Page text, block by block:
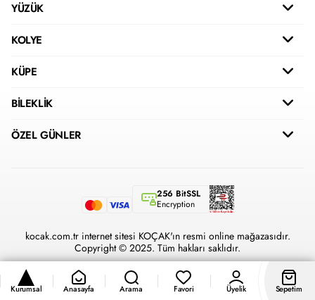
Kurumsal Anasayfa Arama Favori Üyelik Sepetim
YÜZÜK
KOLYE
KÜPE
BİLEKLİK
ÖZEL GÜNLER
256 BitSSL
Encryption
kocak.com.tr internet sitesi KOÇAK'ın resmi online mağazasıdır.
Copyright © 2025. Tüm hakları saklıdır.
Hipotenüs Yeni Nesil E-Ticaret Sistemleri ile Hazırlanmıştır.